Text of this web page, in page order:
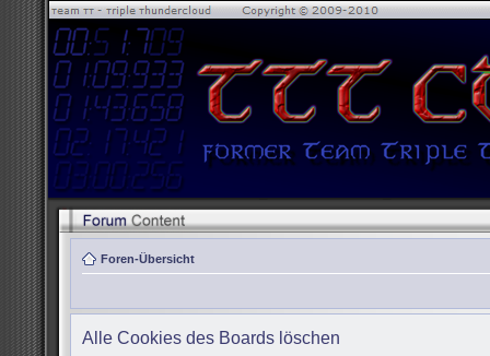
Foren-Übersicht
Alle Cookies des Boards löschen